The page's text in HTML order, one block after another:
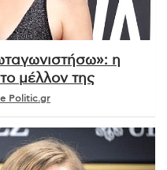
η
μέλλον της
Politic.gr